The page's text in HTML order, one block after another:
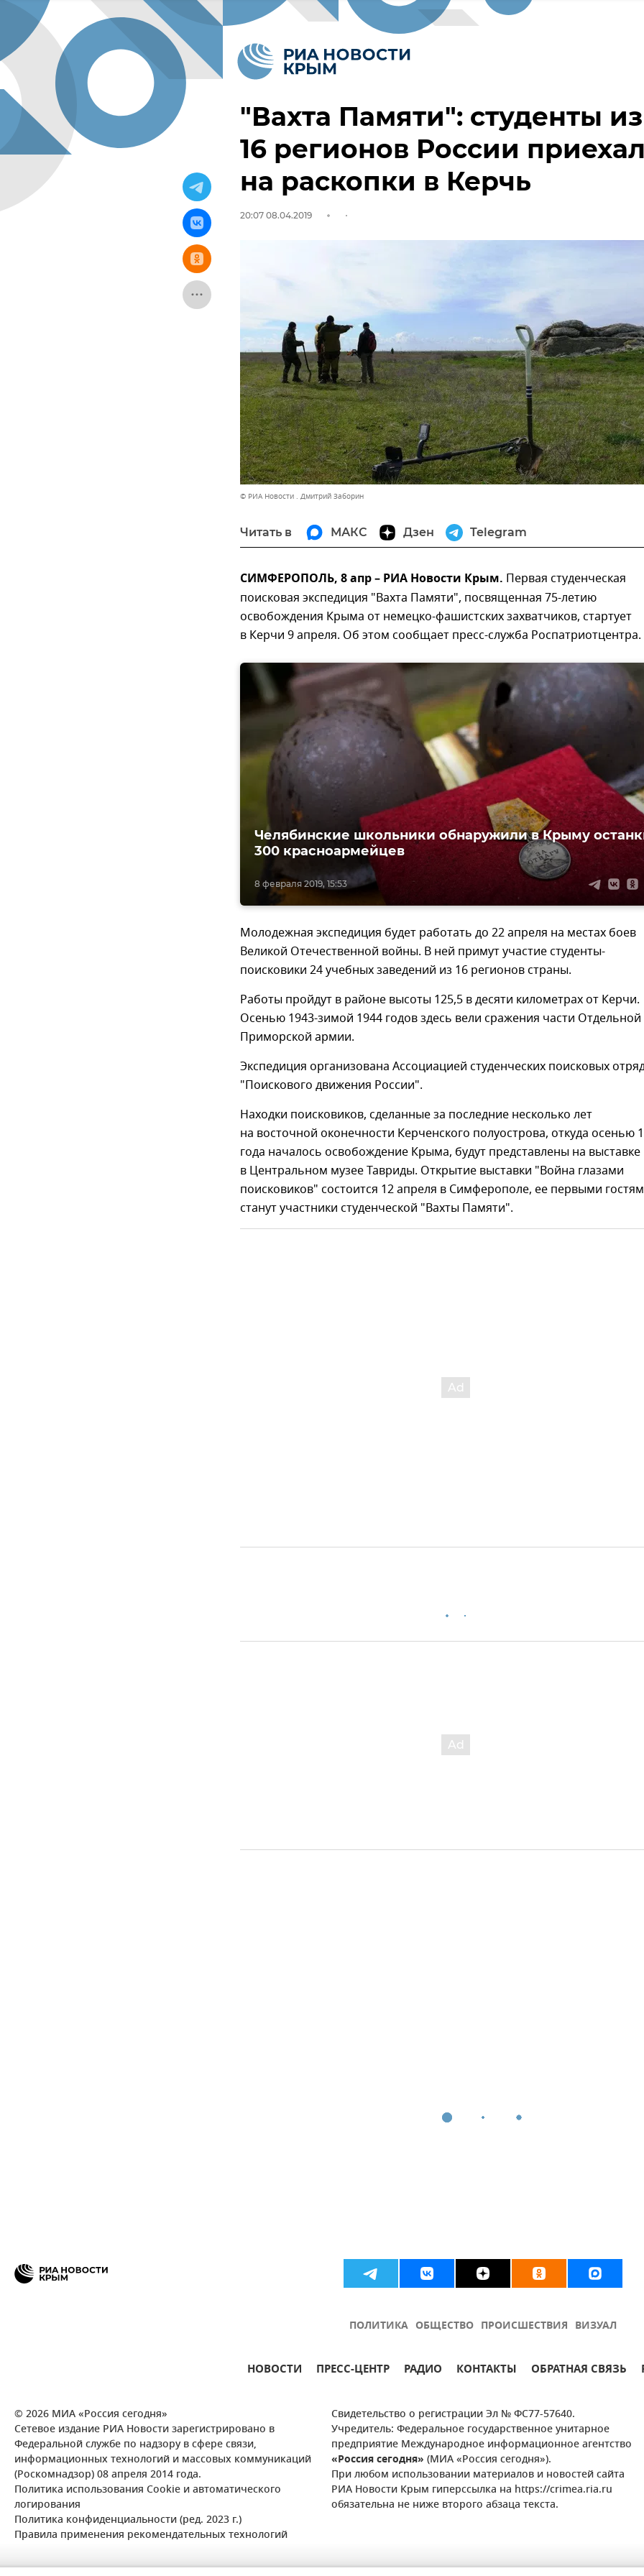
"Вахта Памяти": студенты из
16 регионов России
на раскопки в Керчь
20:07 08.04.2019
© РИА Новости . Дмитрий Заборин
Читать в МАКС Дзен Telegram
СИМФЕРОПОЛЬ, 8 апр – РИА Новости Крым. Первая студенческая
поисковая экспедиция "Вахта Памяти", посвященная 75-летию
освобождения Крыма от немецко-фашистских захватчиков, стартует
в Керчи 9 апреля. Об этом сообщает пресс-служба Роспатриотцентра.
8 февраля 2019, 15:53
Челябинские школьники обнаружили в Крыму
300 красноармейцев
Молодежная экспедиция будет работать до 22 апреля на местах боев
Великой Отечественной войны. В ней примут участие студенты-
поисковики 24 учебных заведений из 16 регионов страны.
Работы пройдут в районе высоты 125,5 в десяти километрах от Керчи.
Осенью 1943-зимой 1944 годов здесь вели сражения части Отдельной
Приморской армии.
Экспедиция организована Ассоциацией студенческих поисковых
"Поискового движения России".
Находки поисковиков, сделанные за последние несколько лет
на восточной оконечности Керченского полуострова, откуда осенью
года началось освобождение Крыма, будут представлены на выставке
в Центральном музее Тавриды. Открытие выставки "Война глазами
поисковиков" состоится 12 апреля в Симферополе, ее первыми
станут участники студенческой "Вахты Памяти".
ПОЛИТИКА ОБЩЕСТВО ПРОИСШЕСТВИЯ ВИЗУАЛ
НОВОСТИ ПРЕСС-ЦЕНТР РАДИО КОНТАКТЫ ОБРАТНАЯ СВЯЗЬ
© 2026 МИА «Россия сегодня»
Сетевое издание РИА Новости зарегистрировано в
Федеральной службе по надзору в сфере связи,
информационных технологий и массовых коммуникаций
(Роскомнадзор) 08 апреля 2014 года.
Политика использования Cookie и автоматического
логирования
Политика конфиденциальности (ред. 2023 г.)
Правила применения рекомендательных технологий
Свидетельство о регистрации Эл № ФС77-57640.
Учредитель: Федеральное государственное унитарное
предприятие Международное информационное агентство
«Россия сегодня» (МИА «Россия сегодня»).
При любом использовании материалов и новостей сайта
РИА Новости Крым гиперссылка на https://crimea.ria.ru
обязательна не ниже второго абзаца текста.